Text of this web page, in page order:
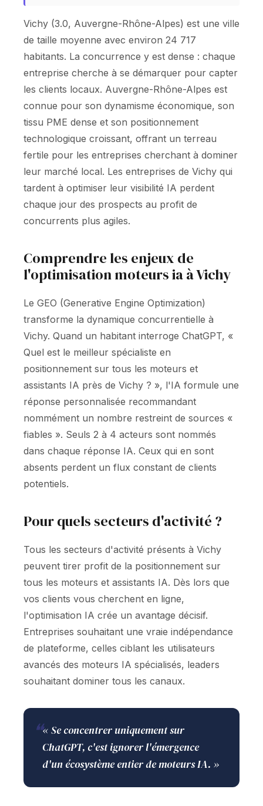
Vichy (3.0, Auvergne-Rhône-Alpes) est une ville
de taille moyenne avec environ 24 717
habitants. La concurrence y est dense : chaque
entreprise cherche à se démarquer pour capter
les clients locaux. Auvergne-Rhône-Alpes est
connue pour son dynamisme économique, son
tissu PME dense et son positionnement
technologique croissant, offrant un terreau
fertile pour les entreprises cherchant à dominer
leur marché local. Les entreprises de Vichy qui
tardent à optimiser leur visibilité IA perdent
chaque jour des prospects au profit de
concurrents plus agiles.
Comprendre les enjeux de
l'optimisation moteurs ia à Vichy
Le GEO (Generative Engine Optimization)
transforme la dynamique concurrentielle à
Vichy. Quand un habitant interroge ChatGPT, «
Quel est le meilleur spécialiste en
positionnement sur tous les moteurs et
assistants IA près de Vichy ? », l'IA formule une
réponse personnalisée recommandant
nommément un nombre restreint de sources «
fiables ». Seuls 2 à 4 acteurs sont nommés
dans chaque réponse IA. Ceux qui en sont
absents perdent un flux constant de clients
potentiels.
Pour quels secteurs d'activité ?
Tous les secteurs d'activité présents à Vichy
peuvent tirer profit de la positionnement sur
tous les moteurs et assistants IA. Dès lors que
vos clients vous cherchent en ligne,
l'optimisation IA crée un avantage décisif.
Entreprises souhaitant une vraie indépendance
de plateforme, celles ciblant les utilisateurs
avancés des moteurs IA spécialisés, leaders
souhaitant dominer tous les canaux.
❝« Se concentrer uniquement sur
ChatGPT, c'est ignorer l'émergence
d'un écosystème entier de moteurs IA. »